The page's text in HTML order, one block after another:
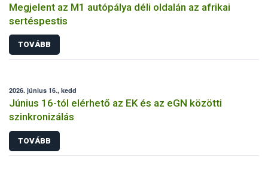
Megjelent az M1 autópálya déli oldalán az afrikai
sertéspestis
TOVÁBB
2026. június 16., kedd
Június 16-tól elérhető az EK és az eGN közötti
szinkronizálás
TOVÁBB